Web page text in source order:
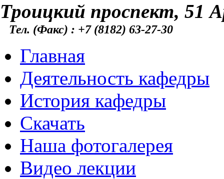
Троицкий проспект, 51
Тел. (Факс) : +7 (8182) 63-27-30
Главная
Деятельность кафедры
История кафедры
Скачать
Наша фотогалерея
Видео лекции